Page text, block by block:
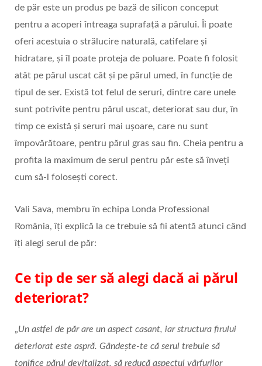
de păr este un produs pe bază de silicon conceput
pentru a acoperi întreaga suprafață a părului. Îi poate
oferi acestuia o strălucire naturală, catifelare și
hidratare, și îl poate proteja de poluare. Poate fi folosit
atât pe părul uscat cât și pe părul umed, în funcție de
tipul de ser. Există tot felul de seruri, dintre care unele
sunt potrivite pentru părul uscat, deteriorat sau dur, în
timp ce există și seruri mai ușoare, care nu sunt
împovărătoare, pentru părul gras sau fin. Cheia pentru a
profita la maximum de serul pentru păr este să înveți
cum să-l folosești corect.
Vali Sava, membru în echipa Londa Professional
România, îți explică la ce trebuie să fii atentă atunci când
îți alegi serul de păr:
Ce tip de ser să alegi dacă ai părul
deteriorat?
„Un astfel de păr are un aspect casant, iar structura firului
deteriorat este aspră. Gândește-te că serul trebuie să
tonifice părul devitalizat, să reducă aspectul vârfurilor